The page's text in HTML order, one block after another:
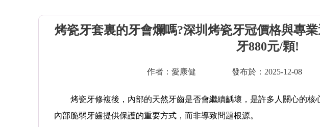
烤瓷牙套裏的牙會爛嗎?深圳烤瓷牙冠價格與專
牙880元/顆!
作者：愛康健 發布於：2025-12-08
烤瓷牙修複後，內部的天然牙齒是否會繼續齲壞，是許多人關心的核
內部脆弱牙齒提供保護的重要方式，而非導致問題根源。